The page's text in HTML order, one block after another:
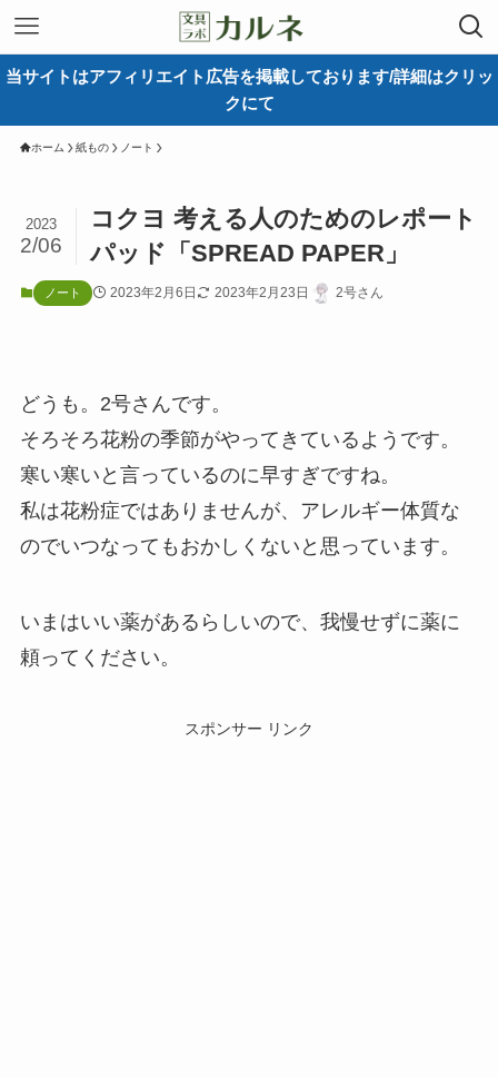
当サイトはアフィリエイト広告を掲載しております/詳細はクリッ
クにて
ホーム 紙もの ノート
コクヨ 考える人のためのレポート
パッド「SPREAD PAPER」
2023
2/06
ノート 2023年2月6日 2023年2月23日 2号さん
どうも。2号さんです。
そろそろ花粉の季節がやってきているようです。
寒い寒いと言っているのに早すぎですね。
私は花粉症ではありませんが、アレルギー体質な
のでいつなってもおかしくないと思っています。
いまはいい薬があるらしいので、我慢せずに薬に
頼ってください。
スポンサー リンク